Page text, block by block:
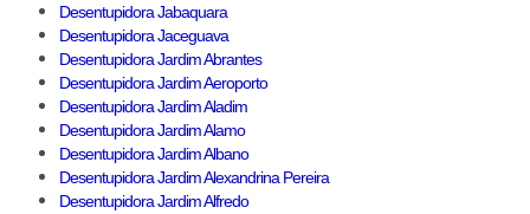
Desentupidora Jabaquara
Desentupidora Jaceguava
Desentupidora Jardim Abrantes
Desentupidora Jardim Aeroporto
Desentupidora Jardim Aladim
Desentupidora Jardim Alamo
Desentupidora Jardim Albano
Desentupidora Jardim Alexandrina Pereira
Desentupidora Jardim Alfredo